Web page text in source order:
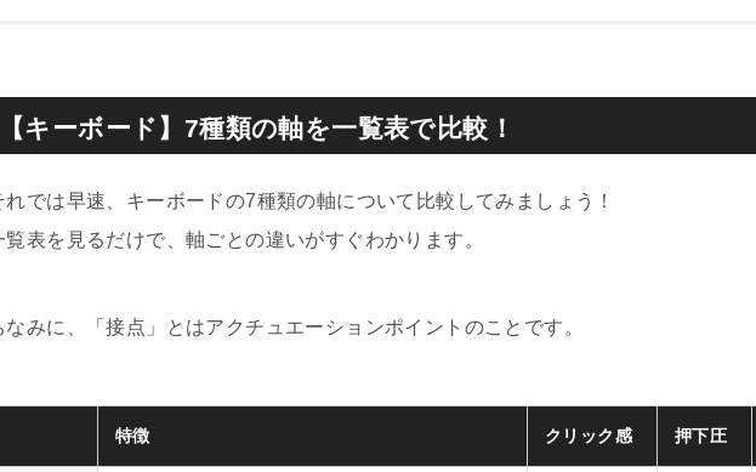
【キーボード】7種類の軸を一覧表で比較！
れでは早速、キーボードの7種類の軸について比較してみましょう！
覧表を見るだけで、軸ごとの違いがすぐわかります。
なみに、「接点」とはアクチュエーションポイントのことです。
特徴 クリック感 押下圧